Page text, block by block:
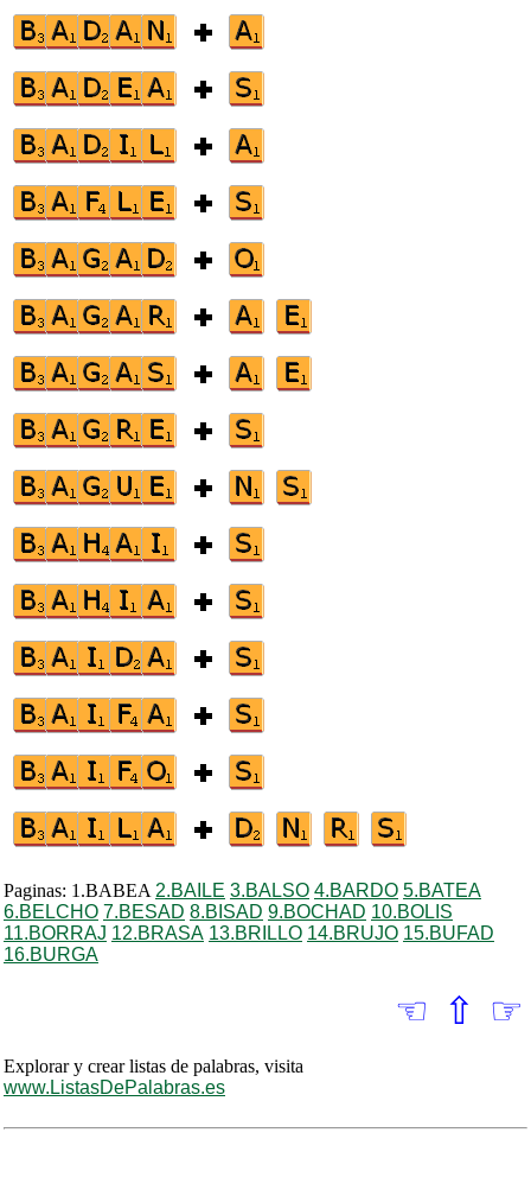
Paginas: 1.BABEA 2.BAILE 3.BALSO 4.BARDO 5.BATEA
6.BELCHO 7.BESAD 8.BISAD 9.BOCHAD 10.BOLIS
11.BORRAJ 12.BRASA 13.BRILLO 14.BRUJO 15.BUFAD
16.BURGA
☜ ⇧ ☞
Explorar y crear listas de palabras, visita
www.ListasDePalabras.es